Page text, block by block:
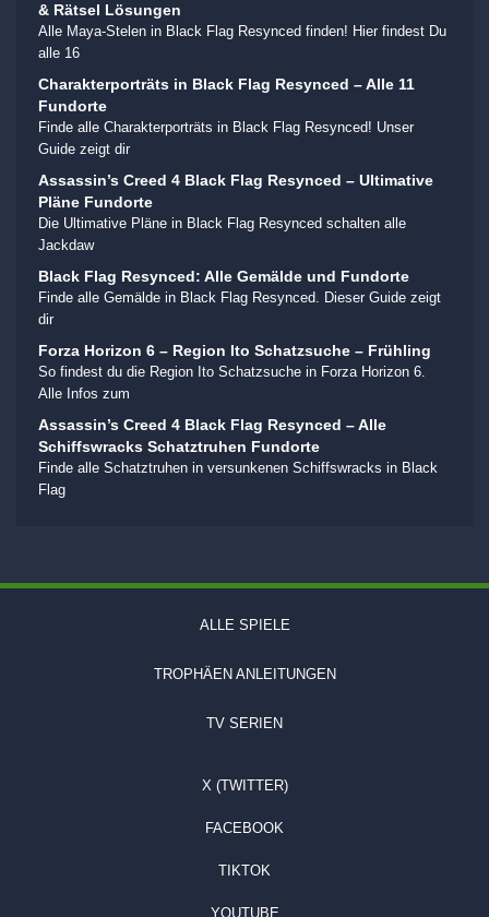
& Rätsel Lösungen
Alle Maya-Stelen in Black Flag Resynced finden! Hier findest Du
alle 16
Charakterporträts in Black Flag Resynced – Alle 11
Fundorte
Finde alle Charakterporträts in Black Flag Resynced! Unser
Guide zeigt dir
Assassin’s Creed 4 Black Flag Resynced – Ultimative
Pläne Fundorte
Die Ultimative Pläne in Black Flag Resynced schalten alle
Jackdaw
Black Flag Resynced: Alle Gemälde und Fundorte
Finde alle Gemälde in Black Flag Resynced. Dieser Guide zeigt
dir
Forza Horizon 6 – Region Ito Schatzsuche – Frühling
So findest du die Region Ito Schatzsuche in Forza Horizon 6.
Alle Infos zum
Assassin’s Creed 4 Black Flag Resynced – Alle
Schiffswracks Schatztruhen Fundorte
Finde alle Schatztruhen in versunkenen Schiffswracks in Black
Flag
ALLE SPIELE
TROPHÄEN ANLEITUNGEN
TV SERIEN
X (TWITTER)
FACEBOOK
TIKTOK
YOUTUBE